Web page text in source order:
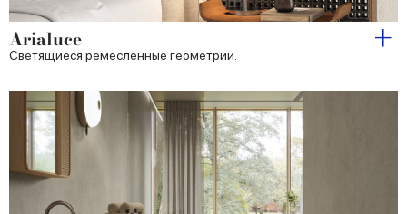
Arialuce
Светящиеся ремесленные геометрии.